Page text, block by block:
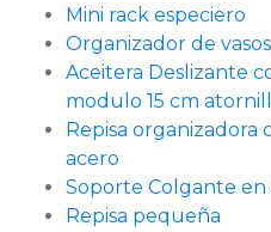
Mini rack especiero
Organizador de
Aceitera Deslizante
modulo 15 cm
Repisa organizadora
acero
Soporte Colgante en
Repisa pequeña